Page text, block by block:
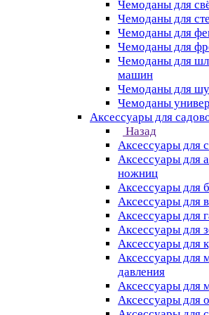
Чемоданы для
Чемоданы для
Чемоданы для
Чемоданы для
Чемоданы для
машин
Чемоданы для
Чемоданы
Аксессуары для
Назад
Аксессуары для
Аксессуары для
ножниц
Аксессуары для
Аксессуары для
Аксессуары для
Аксессуары для
Аксессуары для
Аксессуары для
давления
Аксессуары для
Аксессуары для